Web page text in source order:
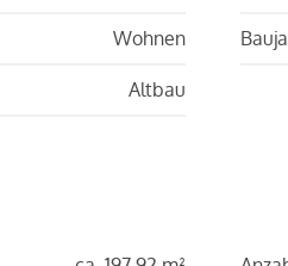
Wohnen
Altbau